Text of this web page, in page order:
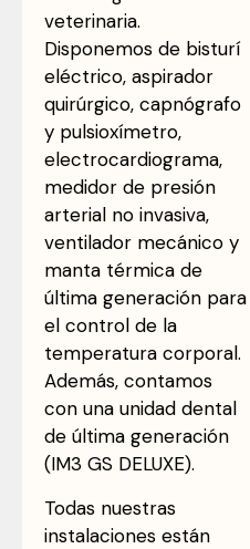
veterinaria.
Disponemos de bisturí
eléctrico, aspirador
quirúrgico, capnógrafo
y pulsioxímetro,
electrocardiograma,
medidor de presión
arterial no invasiva,
ventilador mecánico y
manta térmica de
última generación para
el control de la
temperatura corporal.
Además, contamos
con una unidad dental
de última generación
(IM3 GS DELUXE).
Todas nuestras
instalaciones están